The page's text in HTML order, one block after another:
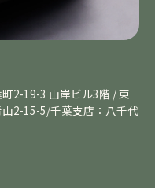
2-19-3 山岸ビル3階 / 東
2-15-5/千葉支店：八千代